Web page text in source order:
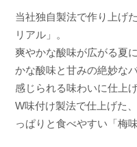
当社独自製法で作り上げ
リアル」。
爽やかな酸味が広がる夏
かな酸味と甘みの絶妙な
感じられる味わいに仕上
W味付け製法で仕上げた
っぱりと食べやすい「梅